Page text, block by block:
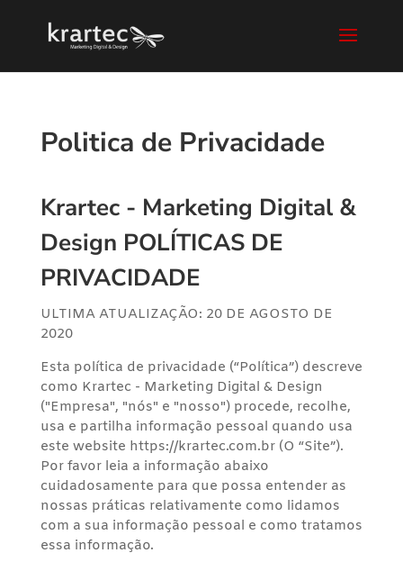
Politica de Privacidade
Krartec - Marketing Digital &
Design POLÍTICAS DE
PRIVACIDADE
ULTIMA ATUALIZAÇÃO: 20 DE AGOSTO DE
2020
Esta política de privacidade (“Política”) descreve
como Krartec - Marketing Digital & Design
("Empresa", "nós" e "nosso") procede, recolhe,
usa e partilha informação pessoal quando usa
este website https://krartec.com.br (O “Site”).
Por favor leia a informação abaixo
cuidadosamente para que possa entender as
nossas práticas relativamente como lidamos
com a sua informação pessoal e como tratamos
essa informação.